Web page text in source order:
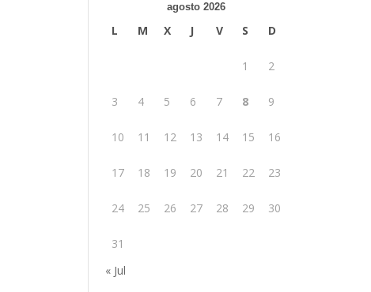
agosto 2026
L M X J V S D
1 2
3 4 5 6 7 8 9
10 11 12 13 14 15 16
17 18 19 20 21 22 23
24 25 26 27 28 29 30
31
« Jul